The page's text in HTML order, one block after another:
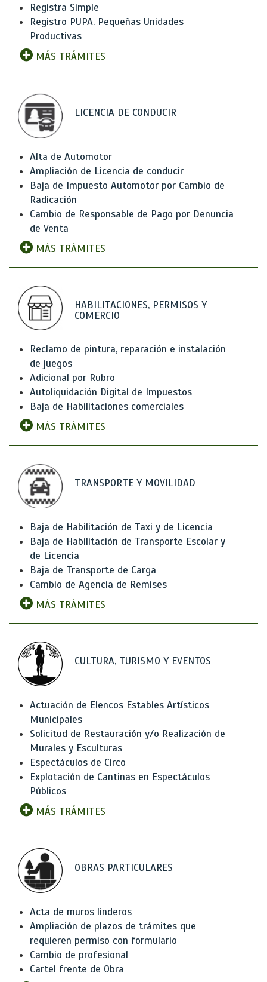
Registra Simple
Registro PUPA. Pequeñas Unidades
Productivas
MÁS TRÁMITES
LICENCIA DE CONDUCIR
Alta de Automotor
Ampliación de Licencia de conducir
Baja de Impuesto Automotor por Cambio de
Radicación
Cambio de Responsable de Pago por Denuncia
de Venta
MÁS TRÁMITES
HABILITACIONES, PERMISOS Y
COMERCIO
Reclamo de pintura, reparación e instalación
de juegos
Adicional por Rubro
Autoliquidación Digital de Impuestos
Baja de Habilitaciones comerciales
MÁS TRÁMITES
TRANSPORTE Y MOVILIDAD
Baja de Habilitación de Taxi y de Licencia
Baja de Habilitación de Transporte Escolar y
de Licencia
Baja de Transporte de Carga
Cambio de Agencia de Remises
MÁS TRÁMITES
CULTURA, TURISMO Y EVENTOS
Actuación de Elencos Estables Artísticos
Municipales
Solicitud de Restauración y/o Realización de
Murales y Esculturas
Espectáculos de Circo
Explotación de Cantinas en Espectáculos
Públicos
MÁS TRÁMITES
OBRAS PARTICULARES
Acta de muros linderos
Ampliación de plazos de trámites que
requieren permiso con formulario
Cambio de profesional
Cartel frente de Obra